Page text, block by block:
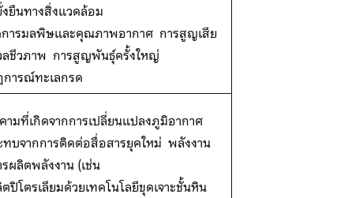
ยืนทางสิ่งแวดล้อม
การมลพิษและคุณภาพอากาศ การสูญเสีย
ชีวภาพ การสูญพันธุ์ครั้งใหญ่
ารณ์ทะเลกรด
มที่เกิดจากการเปลี่ยนแปลงภูมิอากาศ
ทบจากการติดต่อสื่อสารยุคใหม่ พลังงาน
ผลิตพลังงาน (เช่น
ปิโตรเลียมด้วยเทคโนโลยีขุดเจาะชั้นหิน